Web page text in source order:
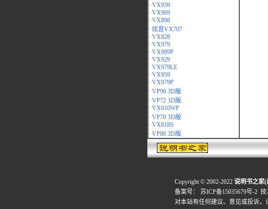
· VX939
· VX969
· VX898
· 炫音VX707
· VX828
· VX979
· VX989P
· VX929
· VX979LE
· VX959
· VX979P
· VP90 3D版
· VP72 3D版
· VX610WP
· VP70 3D版
· VX818S
· VP80 3D版
Copyright © 2002-2022 说明书之家
备案号：
苏ICP备15035679号-2 技
对本站有任何建议、意见或投诉，